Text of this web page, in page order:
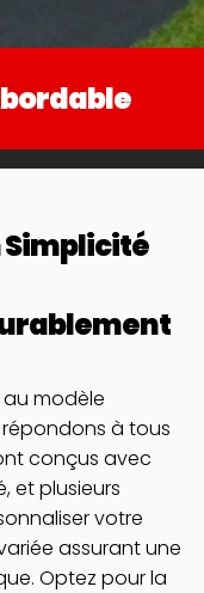
Simplicité
modèle
à tous
conçus avec
et plusieurs
votre
assurant une
Optez pour la